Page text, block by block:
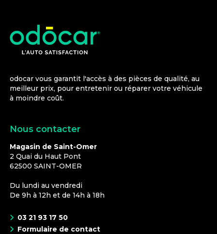
odocar vous garantit l'accès à des pièces de qualité, au
meilleur prix, pour entretenir ou réparer votre véhicule
à moindre coût.
Nous contacter
Magasin de Saint-Omer
2 Quai du Haut Pont
62500 SAINT-OMER
Du lundi au vendredi
De 9h à 12h et de 14h à 18h
03 21 93 17 50
Formulaire de contact